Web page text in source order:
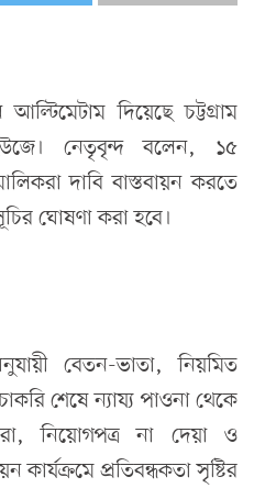
দিয়েছে চট্টগ্রাম
নেতৃবৃন্দ বলেন, ১৫
দাবি বাস্তবায়ন করতে
ঘোষণা করা হবে।
বেতন-ভাতা, নিয়মিত
শেষে ন্যায্য পাওনা থেকে
নিয়োগপত্র না দেয়া ও
কার্যক্রমে প্রতিবন্ধকতা সৃষ্টির